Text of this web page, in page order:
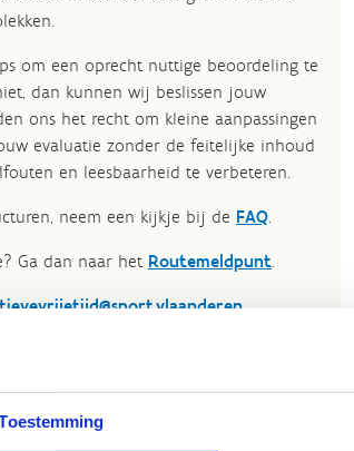
om een oprecht nuttige beoordeling te
dan kunnen wij beslissen jouw
ons het recht om kleine aanpassingen
evaluatie zonder de feitelijke inhoud
en leesbaarheid te verbeteren.​
neem een kijkje bij de FAQ.
Ga dan naar het Routemeldpunt.